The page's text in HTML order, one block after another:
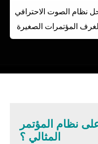
نظام الصوت الاحترافي
لغرف المؤتمرات الصغيرة
نظام المؤتمر
المثالي ؟